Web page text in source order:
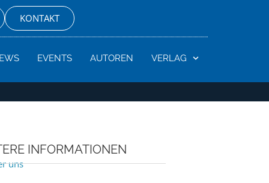
KONTAKT
EVENTS AUTOREN VERLAG
INFORMATIONEN
uns